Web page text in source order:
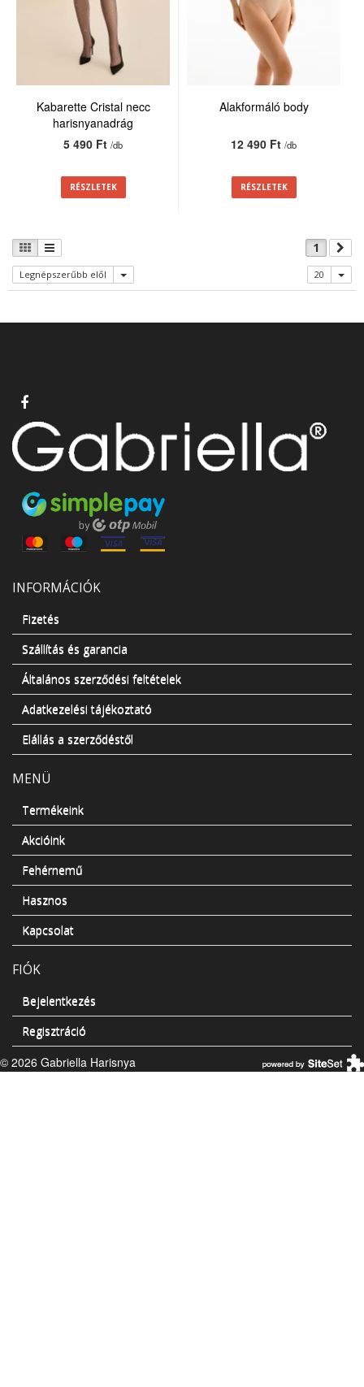
Kabarette Cristal necc
harisnyanadrág
5 490 Ft/db
RÉSZLETEK
Alakformáló body
12 490 Ft/db
RÉSZLETEK
1
Legnépszerűbb elől 20
INFORMÁCIÓK
Fizetés
Szállítás és garancia
Általános szerződési feltételek
Adatkezelési tájékoztató
Elállás a szerződéstől
MENÜ
Termékeink
Akcióink
Fehérnemű
Hasznos
Kapcsolat
FIÓK
Bejelentkezés
Regisztráció
© 2026 Gabriella Harisnya